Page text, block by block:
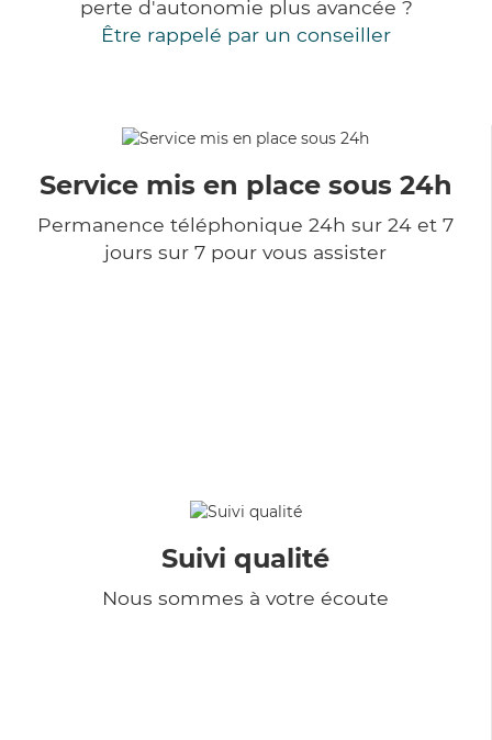
perte d'autonomie plus avancée ?
Être rappelé par un conseiller
Service mis en place sous 24h
Permanence téléphonique 24h sur 24 et 7
jours sur 7 pour vous assister
Suivi qualité
Nous sommes à votre écoute